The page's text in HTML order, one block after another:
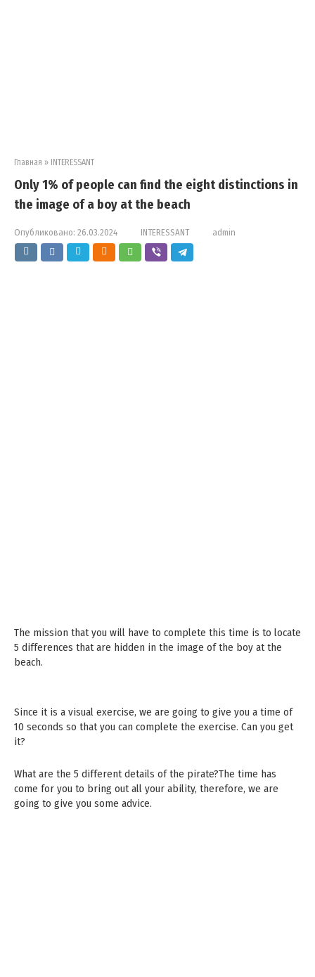
Главная » INTERESSANT
Only 1% of people can find the eight distinctions in
the image of a boy at the beach
Опубликовано: 26.03.2024 INTERESSANT admin
The mission that you will have to complete this time is to locate
5 differences that are hidden in the image of the boy at the
beach.
Since it is a visual exercise, we are going to give you a time of
10 seconds so that you can complete the exercise. Can you get
it?
What are the 5 different details of the pirate?The time has
come for you to bring out all your ability, therefore, we are
going to give you some advice.